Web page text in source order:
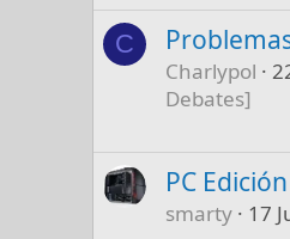
C
Charlypol
Debates]
PC
smarty 17